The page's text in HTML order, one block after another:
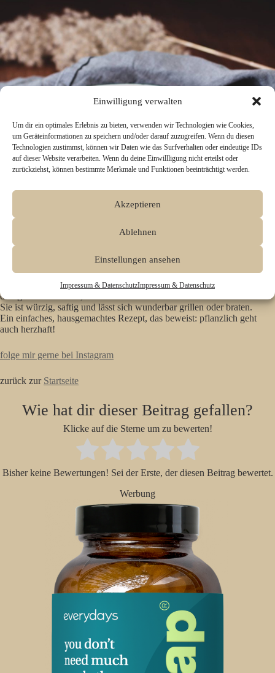
Einwilligung verwalten
Um dir ein optimales Erlebnis zu bieten, verwenden wir Technologien wie Cookies,
um Geräteinformationen zu speichern und/oder darauf zuzugreifen. Wenn du diesen
Technologien zustimmst, können wir Daten wie das Surfverhalten oder eindeutige IDs
auf dieser Website verarbeiten. Wenn du deine Einwillligung nicht erteilst oder
zurückziehst, können bestimmte Merkmale und Funktionen beeinträchtigt werden.
Akzeptieren
Ablehnen
Einstellungen ansehen
Impressum & DatenschutzImpressum & Datenschutz
vegane Bratwurstist ein echter Gamechanger für alle, die
deftige Küche lieben, aber auf tierische Produkte verzichten möchten.
Sie ist würzig, saftig und lässt sich wunderbar grillen oder braten.
Ein einfaches, hausgemachtes Rezept, das beweist: pflanzlich geht
auch herzhaft!
folge mir gerne bei Instagram
zurück zur Startseite
Wie hat dir dieser Beitrag gefallen?
Klicke auf die Sterne um zu bewerten!
Bisher keine Bewertungen! Sei der Erste, der diesen Beitrag bewertet.
Werbung